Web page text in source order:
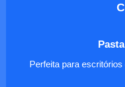
Perfeita para